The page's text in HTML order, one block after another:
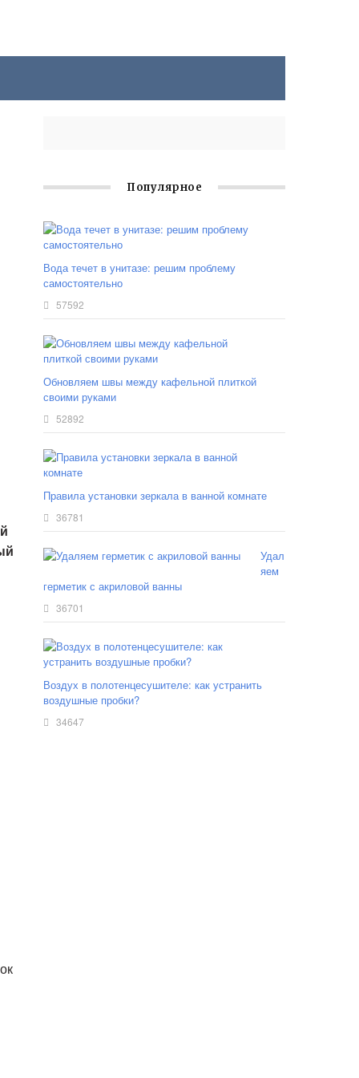
Популярное
Вода течет в унитазе: решим проблему
самостоятельно
57592
Обновляем швы между кафельной плиткой
своими руками
52892
Правила установки зеркала в ванной комнате
36781
Удал
яем
герметик с акриловой ванны
36701
Воздух в полотенцесушителе: как устранить
воздушные пробки?
34647